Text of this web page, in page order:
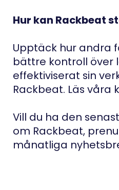
Hur kan Rackbeat
Upptäck hur andra
bättre kontroll över
effektiviserat sin
Rackbeat. Läs våra
Vill du ha den
om Rackbeat,
månatliga